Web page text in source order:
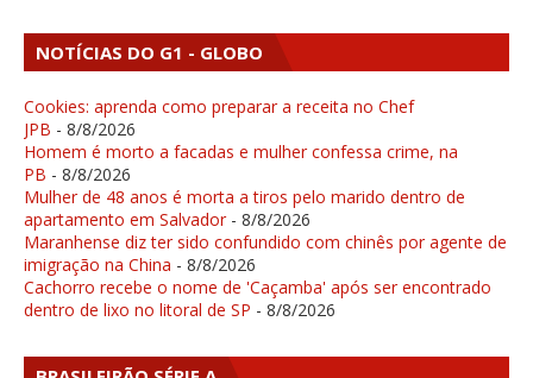
NOTÍCIAS DO G1 - GLOBO
Cookies: aprenda como preparar a receita no Chef
JPB - 8/8/2026
Homem é morto a facadas e mulher confessa crime, na
PB - 8/8/2026
Mulher de 48 anos é morta a tiros pelo marido dentro de
apartamento em Salvador - 8/8/2026
Maranhense diz ter sido confundido com chinês por agente de
imigração na China - 8/8/2026
Cachorro recebe o nome de 'Caçamba' após ser encontrado
dentro de lixo no litoral de SP - 8/8/2026